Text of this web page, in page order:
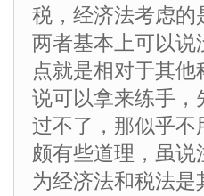
税，经济法考虑的
两者基本上可以说
点就是相对于其
说可以拿来练手，
过不了，那似乎不
颇有些道理，虽
为经济法和税法是